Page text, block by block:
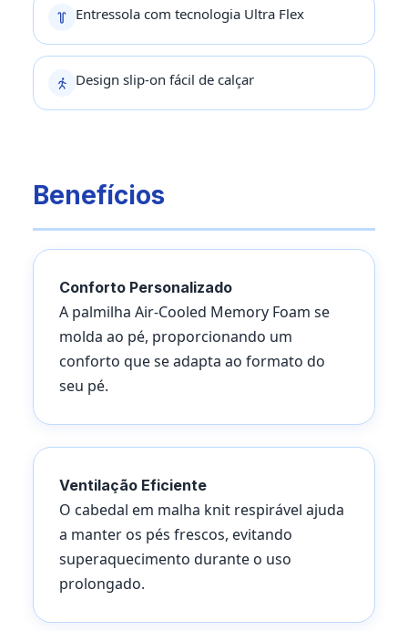
Entressola com tecnologia Ultra Flex
Design slip-on fácil de calçar
Benefícios
Conforto Personalizado
A palmilha Air-Cooled Memory Foam se
molda ao pé, proporcionando um
conforto que se adapta ao formato do
seu pé.
Ventilação Eficiente
O cabedal em malha knit respirável ajuda
a manter os pés frescos, evitando
superaquecimento durante o uso
prolongado.